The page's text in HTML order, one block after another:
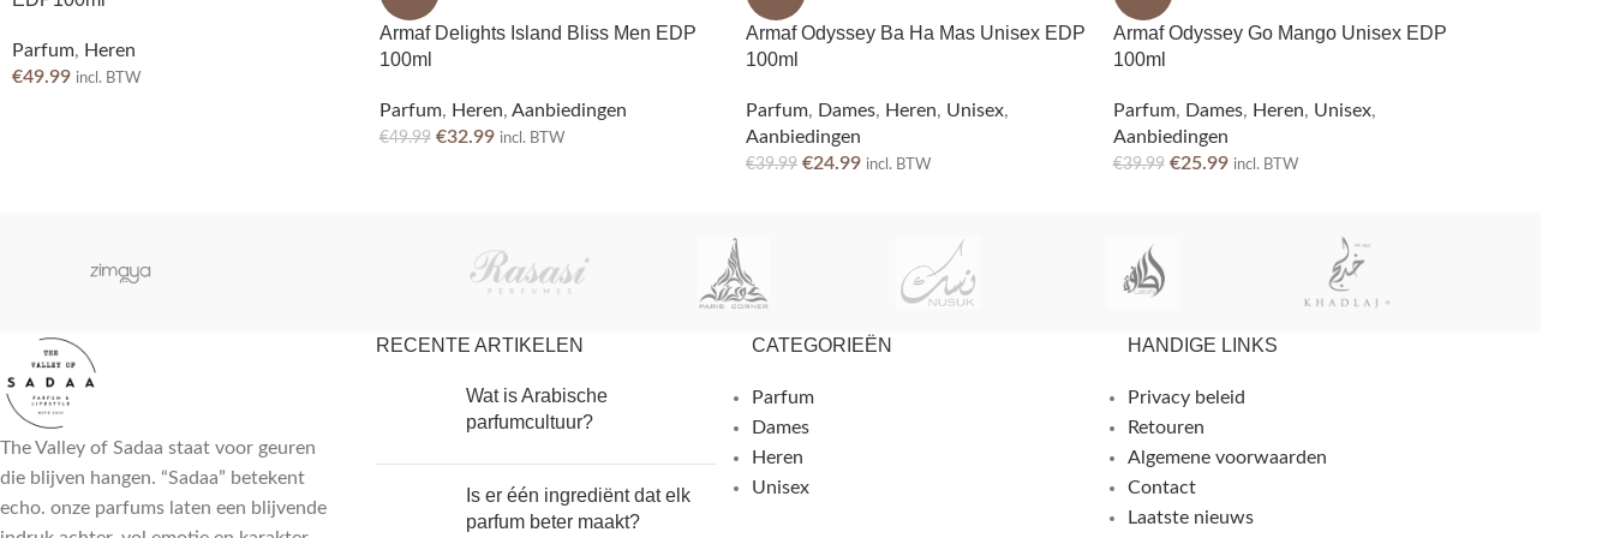
Parfum, Heren
€49.99 incl. BTW
Armaf Delights Island Bliss Men EDP
100ml
Parfum, Heren, Aanbiedingen
€49.99 €32.99 incl. BTW
Armaf Odyssey Ba Ha Mas Unisex EDP
100ml
Parfum, Dames, Heren, Unisex,
Aanbiedingen
€39.99 €24.99 incl. BTW
Armaf Odyssey Go Mango Unisex EDP
100ml
Parfum, Dames, Heren, Unisex,
Aanbiedingen
€39.99 €25.99 incl. BTW
The Valley of Sadaa staat voor geuren
die blijven hangen. “Sadaa” betekent
echo. onze parfums laten een blijvende
RECENTE ARTIKELEN
Wat is Arabische
parfumcultuur?
Is er één ingrediënt dat elk
parfum beter maakt?
CATEGORIEËN
Parfum
Dames
Heren
Unisex
HANDIGE LINKS
Privacy beleid
Retouren
Algemene voorwaarden
Contact
Laatste nieuws